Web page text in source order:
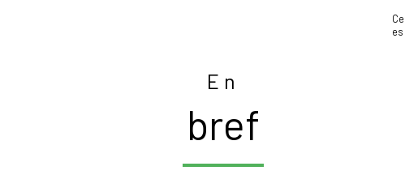
es
En
bref